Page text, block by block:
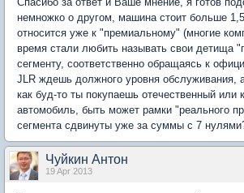
немножко о другом, машина стоит больше
относится уже к "премиальному" (многие
время стали любить называть свои детища
сегменту, соответственно обращаясь к
JLR ждешь должного уровня обслуживания,
как буд-то ты покупаешь отечественный или
автомобиль, быть может рамки "реального
сегмента сдвинуты уже за суммы с 7
Чуйкин Антон
19 Apr 2013